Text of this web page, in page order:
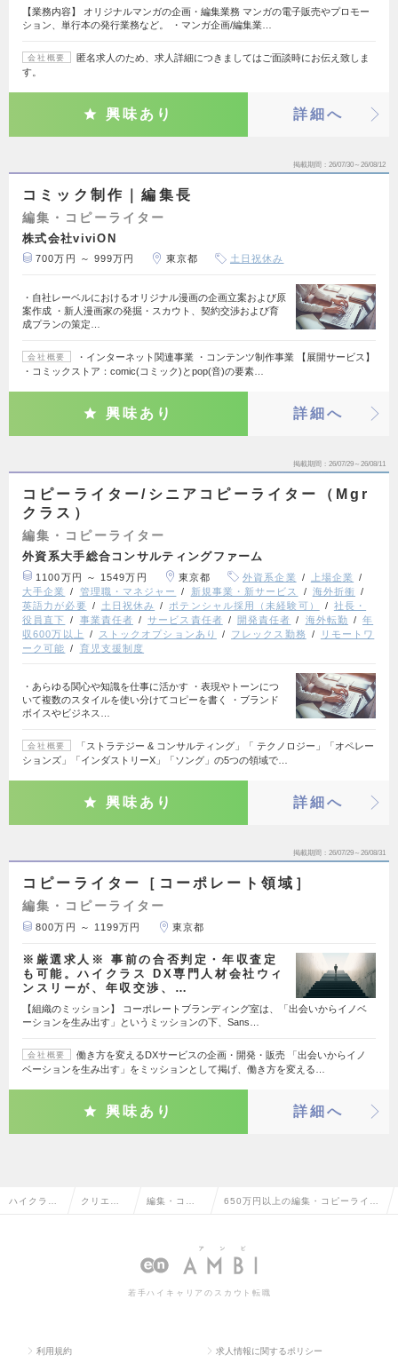
【業務内容】 オリジナルマンガの企画・編集業務 マンガの電子販売やプロモー
ション、単行本の発行業務など。 ・マンガ企画/編集業…
会社概要
匿名求人のため、求人詳細につきましてはご面談時にお伝え致しま
す。
興味あり 詳細へ
掲載期間 26/07/30～26/08/12
コミック制作｜編集長
編集・コピーライター
株式会社viviON
700万円 ～ 999万円 東京都 土日祝休み
・自社レーベルにおけるオリジナル漫画の企画立案および原
案作成 ・新人漫画家の発掘・スカウト、契約交渉および育
成プランの策定…
会社概要
・インターネット関連事業 ・コンテンツ制作事業 【展開サービス】
・コミックストア：comic(コミック)とpop(音)の要素…
興味あり 詳細へ
掲載期間 26/07/29～26/08/11
コピーライター/シニアコピーライター（Mgr
クラス）
編集・コピーライター
外資系大手総合コンサルティングファーム
1100万円 ～ 1549万円 東京都 外資系企業
上場企業
大手企業
管理職・マネジャー 新規事業・新サービス
海外折衝
英語力が必要
土日祝休み ポテンシャル採用（未経験可）
社長・
役員直下
事業責任者 サービス責任者 開発責任者 海外転勤
年
収600万以上
ストックオプションあり フレックス勤務
リモートワ
ーク可能
育児支援制度
・あらゆる関心や知識を仕事に活かす ・表現やトーンにつ
いて複数のスタイルを使い分けてコピーを書く ・ブランド
ボイスやビジネス…
会社概要
「ストラテジー & コンサルティング」「 テクノロジー」「オペレー
ションズ」「インダストリーX」「ソング」の5つの領域で…
興味あり 詳細へ
掲載期間 26/07/29～26/08/31
コピーライター［コーポレート領域］
編集・コピーライター
800万円 ～ 1199万円 東京都
※厳選求人※ 事前の合否判定・年収査定
も可能。ハイクラス DX専門人材会社ウィ
ンスリーが、年収交渉、…
【組織のミッション】 コーポレートブランディング室は、「出会いからイノベ
ーションを生み出す」というミッションの下、Sans…
会社概要
働き方を変えるDXサービスの企画・開発・販売 「出会いからイノ
ベーションを生み出す」をミッションとして掲げ、働き方を変える…
興味あり 詳細へ
ハイクラス クリエイ 編集・コピ 650万円以上の編集・コピーライタ
若手ハイキャリアのスカウト転職
利用規約 求人情報に関するポリシー